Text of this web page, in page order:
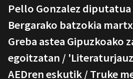
Pello Gonzalez
Bergarako batzokia
Greba astea Gipuzkoako
egoitzatan /
AEDren eskutik / Truke